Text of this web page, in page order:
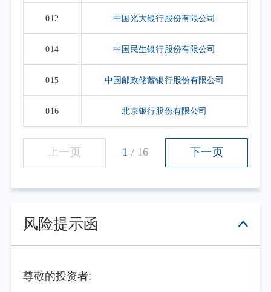
012 中国光大银行股份有限公司
014 中国民生银行股份有限公司
015 中国邮政储蓄银行股份有限公司
016 北京银行股份有限公司
上一页 1 / 16 下一页
风险提示函
尊敬的投资者: